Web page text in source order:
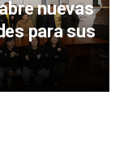
nuevas
para sus